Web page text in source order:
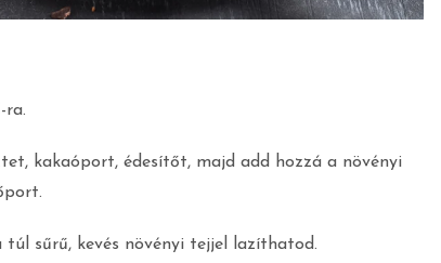
ra.
kakaóport, édesítőt, majd add hozzá a növényi
túl sűrű, kevés növényi tejjel lazíthatod.